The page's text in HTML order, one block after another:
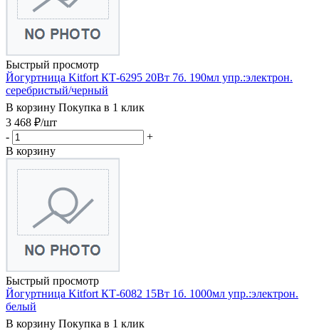
Быстрый просмотр
Йогуртница Kitfort КТ-6295 20Вт 7б. 190мл упр.:электрон.
серебристый/черный
В корзину Покупка в 1 клик
3 468 ₽/шт
-
+
В корзину
Быстрый просмотр
Йогуртница Kitfort КТ-6082 15Вт 1б. 1000мл упр.:электрон.
белый
В корзину Покупка в 1 клик